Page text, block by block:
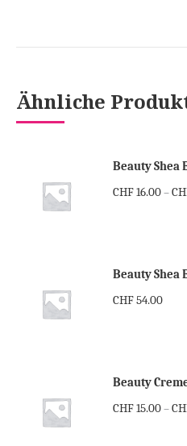
Ähnliche
Beauty Shea
CHF16.00–
Beauty Shea
CHF54.00
Beauty
CHF15.00–